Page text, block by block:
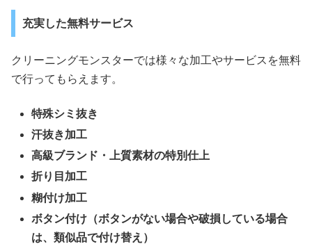
充実した無料サービス
クリーニングモンスターでは様々な加工やサービスを無料
で行ってもらえます。
特殊シミ抜き
汗抜き加工
高級ブランド・上質素材の特別仕上
折り目加工
糊付け加工
ボタン付け（ボタンがない場合や破損している場合
は、類似品で付け替え）